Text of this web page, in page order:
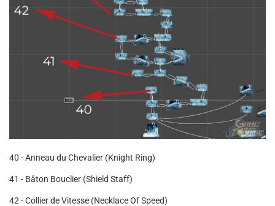
40 - Anneau du Chevalier (Knight Ring)
41 - Bâton Bouclier (Shield Staff)
42 - Collier de Vitesse (Necklace Of Speed)